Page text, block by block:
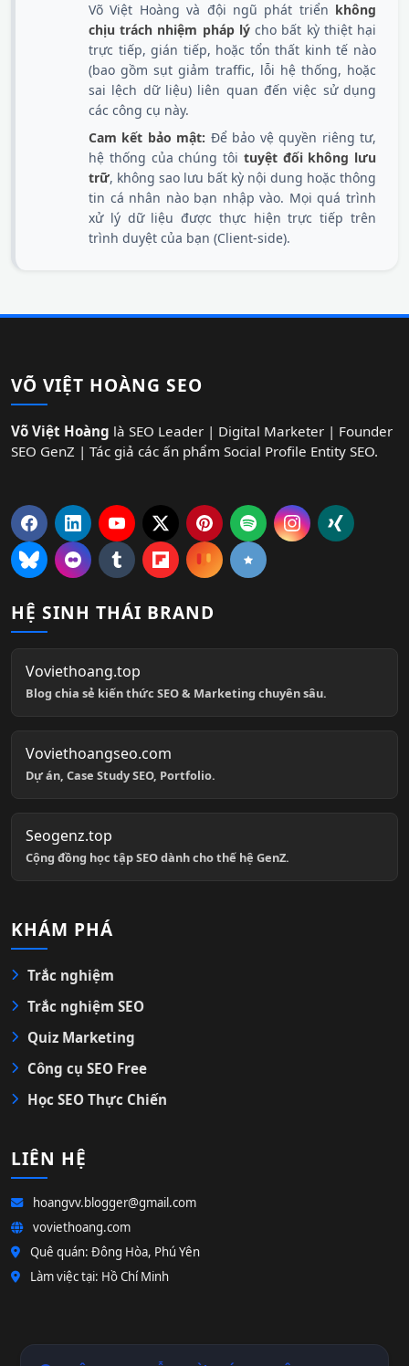
Võ Việt Hoàng và đội ngũ phát triển không
chịu trách nhiệm pháp lýcho bất kỳ thiệt hại
trực tiếp, gián tiếp, hoặc tổn thất kinh tế nào
(bao gồm sụt giảm traffic, lỗi hệ thống, hoặc
sai lệch dữ liệu) liên quan đến việc sử dụng
các công cụ này.
Cam kết bảo mật: Để bảo vệ quyền riêng tư,
hệ thống của chúng tôi tuyệt đối không lưu
trữ, không sao lưu bất kỳ nội dung hoặc thông
tin cá nhân nào bạn nhập vào. Mọi quá trình
xử lý dữ liệu được thực hiện trực tiếp trên
trình duyệt của bạn (Client-side).
VÕ VIỆT HOÀNG SEO
Võ Việt Hoàng là SEO Leader | Digital Marketer | Founder
SEO GenZ | Tác giả các ấn phẩm Social Profile Entity SEO.
HỆ SINH THÁI BRAND
Voviethoang.top
Blog chia sẻ kiến thức SEO & Marketing chuyên sâu.
Voviethoangseo.com
Dự án, Case Study SEO, Portfolio.
Seogenz.top
Cộng đồng học tập SEO dành cho thế hệ GenZ.
KHÁM PHÁ
Trắc nghiệm
Trắc nghiệm SEO
Quiz Marketing
Công cụ SEO Free
Học SEO Thực Chiến
LIÊN HỆ
hoangvv.blogger@gmail.com
voviethoang.com
Quê quán: Đông Hòa, Phú Yên
Làm việc tại: Hồ Chí Minh